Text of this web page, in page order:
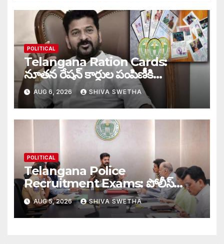
POLITICAL
Telangana Ration Cards:
నూతన రేషన్ కార్డుల పంపిణీకి
ముహూర్తం ఫిక్స్‌…
AUG 6, 2026 SHIVA SWETHA
POLITICAL
Telangana Police
Recruitment Exams: పోలీస్
ఉద్యోగ పరీక్షలపై ప్రత్యేక నిఘా…
AUG 5, 2026 SHIVA SWETHA